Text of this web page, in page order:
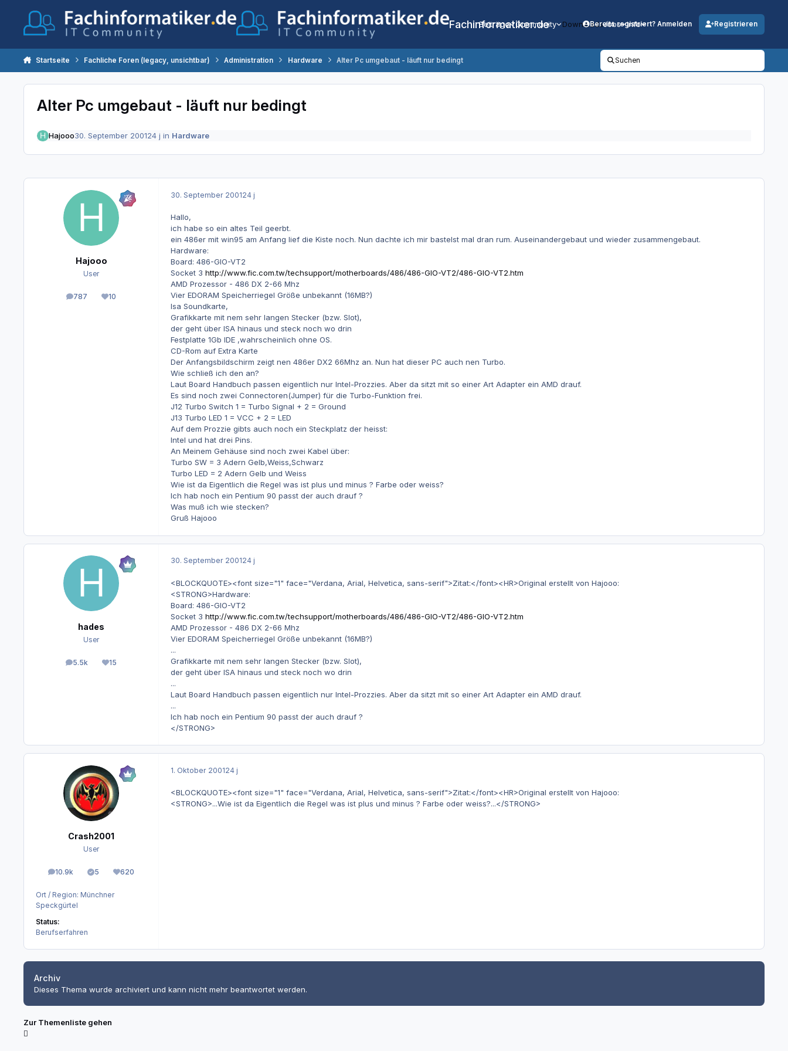
Fachinformatiker.de
Beiträge Community DownloadsJobs Info
Bereits registriert? Anmelden Registrieren
Startseite Fachliche Foren (legacy, unsichtbar) Administration Hardware Alter Pc umgebaut - läuft nur bedingt Suchen
Alter Pc umgebaut - läuft nur bedingt
Hajooo30. September 200124 j in Hardware
Hajooo
User
787
Beiträge 10
Reputation
30. September 200124 j
Hallo,
ich habe so ein altes Teil geerbt.
ein 486er mit win95 am Anfang lief die Kiste noch. Nun dachte ich mir bastelst mal dran rum. Auseinandergebaut und wieder zusammengebaut.
Hardware:
Board: 486-GIO-VT2
Socket 3 http://www.fic.com.tw/techsupport/motherboards/486/486-GIO-VT2/486-GIO-VT2.htm
AMD Prozessor - 486 DX 2-66 Mhz
Vier EDORAM Speicherriegel Größe unbekannt (16MB?)
Isa Soundkarte,
Grafikkarte mit nem sehr langen Stecker (bzw. Slot),
der geht über ISA hinaus und steck noch wo drin
Festplatte 1Gb IDE ,wahrscheinlich ohne OS.
CD-Rom auf Extra Karte
Der Anfangsbildschirm zeigt nen 486er DX2 66Mhz an. Nun hat dieser PC auch nen Turbo.
Wie schließ ich den an?
Laut Board Handbuch passen eigentlich nur Intel-Prozzies. Aber da sitzt mit so einer Art Adapter ein AMD drauf.
Es sind noch zwei Connectoren(Jumper) für die Turbo-Funktion frei.
J12 Turbo Switch 1 = Turbo Signal + 2 = Ground
J13 Turbo LED 1 = VCC + 2 = LED
Auf dem Prozzie gibts auch noch ein Steckplatz der heisst:
Intel und hat drei Pins.
An Meinem Gehäuse sind noch zwei Kabel über:
Turbo SW = 3 Adern Gelb,Weiss,Schwarz
Turbo LED = 2 Adern Gelb und Weiss
Wie ist da Eigentlich die Regel was ist plus und minus ? Farbe oder weiss?
Ich hab noch ein Pentium 90 passt der auch drauf ?
Was muß ich wie stecken?
Gruß Hajooo
hades
User
5.5k
Beiträge 15
Reputation
30. September 200124 j
<BLOCKQUOTE><font size="1" face="Verdana, Arial, Helvetica, sans-serif">Zitat:</font><HR>Original erstellt von Hajooo:
<STRONG>Hardware:
Board: 486-GIO-VT2
Socket 3 http://www.fic.com.tw/techsupport/motherboards/486/486-GIO-VT2/486-GIO-VT2.htm
AMD Prozessor - 486 DX 2-66 Mhz
Vier EDORAM Speicherriegel Größe unbekannt (16MB?)
...
Grafikkarte mit nem sehr langen Stecker (bzw. Slot),
der geht über ISA hinaus und steck noch wo drin
...
Laut Board Handbuch passen eigentlich nur Intel-Prozzies. Aber da sitzt mit so einer Art Adapter ein AMD drauf.
...
Ich hab noch ein Pentium 90 passt der auch drauf ?
</STRONG>
Crash2001
User
10.9k
Beiträge 5
Lösungen620
Reputation
Ort / Region: Münchner
Speckgürtel
Status:
Berufserfahren
1. Oktober 200124 j
<BLOCKQUOTE><font size="1" face="Verdana, Arial, Helvetica, sans-serif">Zitat:</font><HR>Original erstellt von Hajooo:
<STRONG>...Wie ist da Eigentlich die Regel was ist plus und minus ? Farbe oder weiss?...</STRONG>
Archiv
Dieses Thema wurde archiviert und kann nicht mehr beantwortet werden.
Zur Themenliste gehen